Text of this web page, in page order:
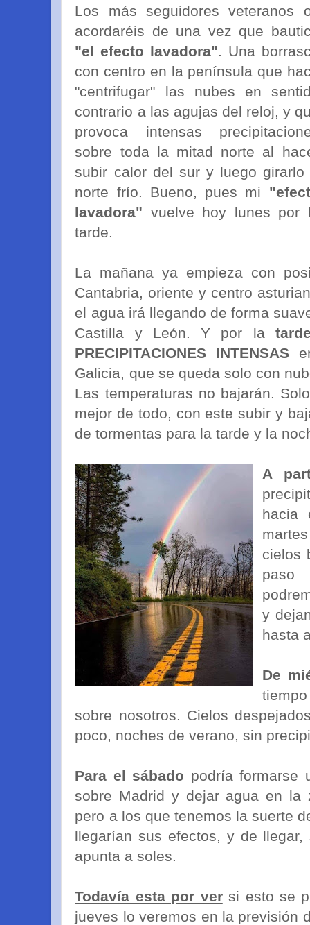
Los más seguidores veteranos
acordaréis de una vez que
"el efecto lavadora". Una
con centro en la península que
"centrifugar" las nubes en
contrario a las agujas del reloj, y
provoca intensas
sobre toda la mitad norte al
subir calor del sur y luego girarlo
norte frío. Bueno, pues mi
lavadora" vuelve hoy lunes por
tarde.
La mañana ya empieza con
Cantabria, oriente y centro
el agua irá llegando de forma
Castilla y León. Y por la
PRECIPITACIONES INTENSAS
Galicia, que se queda solo con
Las temperaturas no bajarán.
mejor de todo, con este subir y
de tormentas para la tarde y la
A
hacia
cielos
y
hasta
De
sobre nosotros. Cielos
poco, noches de verano, sin
Para el sábado podría formarse
sobre Madrid y dejar agua en la
pero a los que tenemos la suerte
llegarían sus efectos, y de
apunta a soles.
Todavía esta por versi esto se
jueves lo veremos en la previsión